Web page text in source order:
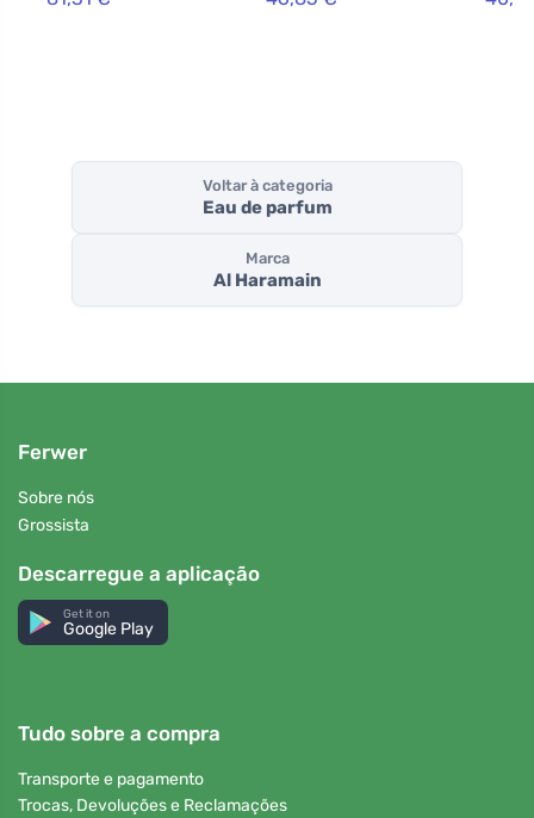
Voltar à categoria
Eau de parfum
Marca
Al Haramain
Ferwer
Sobre nós
Grossista
Descarregue a aplicação
Get it on
Google Play
Tudo sobre a compra
Transporte e pagamento
Trocas, Devoluções e Reclamações